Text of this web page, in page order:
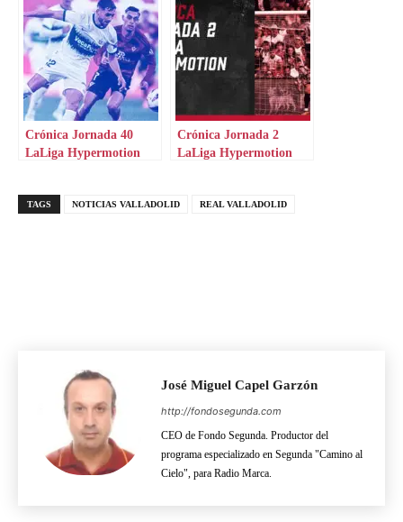
Crónica Jornada 40
LaLiga Hypermotion
Crónica Jornada 2
LaLiga Hypermotion
TAGS NOTICIAS VALLADOLID REAL VALLADOLID
José Miguel Capel Garzón
http://fondosegunda.com
CEO de Fondo Segunda. Productor del
programa especializado en Segunda "Camino al
Cielo", para Radio Marca.